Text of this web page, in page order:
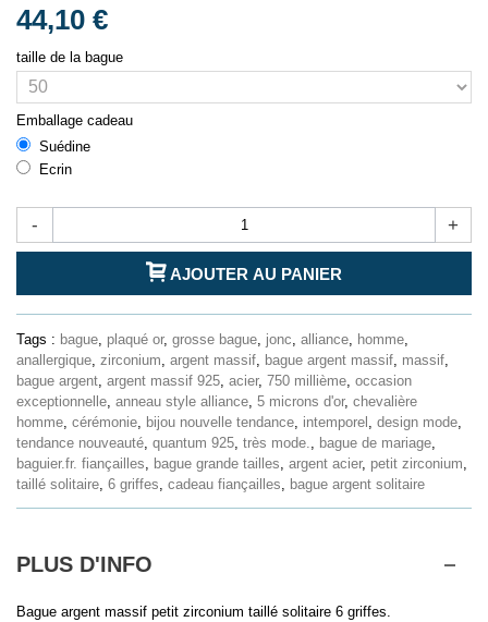
44,10 €
taille de la bague
Emballage cadeau
Suédine
Ecrin
- +
AJOUTER AU PANIER
Tags : bague, plaqué or, grosse bague, jonc, alliance, homme,
anallergique, zirconium, argent massif, bague argent massif, massif,
bague argent, argent massif 925, acier, 750 millième, occasion
exceptionnelle, anneau style alliance, 5 microns d'or, chevalière
homme, cérémonie, bijou nouvelle tendance, intemporel , design mode,
tendance nouveauté, quantum 925, très mode., bague de mariage,
baguier.fr. fiançailles, bague grande tailles, argent acier, petit zirconium,
taillé solitaire, 6 griffes, cadeau fiançailles, bague argent solitaire
PLUS D'INFO
Bague argent massif petit zirconium taillé solitaire 6 griffes.